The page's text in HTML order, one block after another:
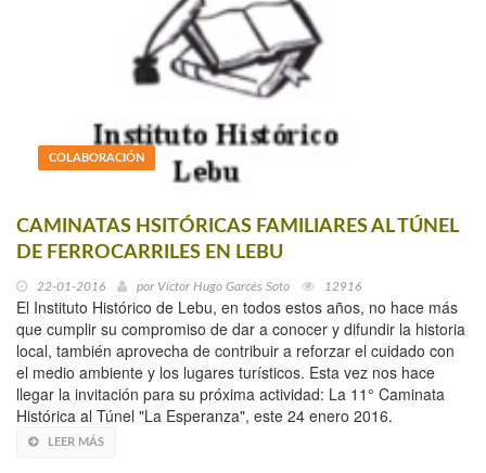
COLABORACIÓN
CAMINATAS HSITÓRICAS FAMILIARES AL TÚNEL
DE FERROCARRILES EN LEBU
22-01-2016 por Víctor Hugo Garcés Soto 12916
El Instituto Histórico de Lebu, en todos estos años, no hace más
que cumplir su compromiso de dar a conocer y difundir la historia
local, también aprovecha de contribuir a reforzar el cuidado con
el medio ambiente y los lugares turísticos. Esta vez nos hace
llegar la invitación para su próxima actividad: La 11° Caminata
Histórica al Túnel "La Esperanza", este 24 enero 2016.
LEER MÁS